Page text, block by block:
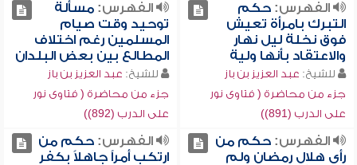
الفهرس:حكم
التبرك بامرأة تعيش
فوق نخلة ليل نهار
والاعتقاد بأنها ولية
للشيخ: عبد العزيز بن باز
جزء من محاضرة ( فتاوى نور
على الدرب (891))
الفهرس:مسألة
توحيد وقت صيام
المسلمين رغم اختلاف
المطالع بين بعض البلدان
للشيخ: عبد العزيز بن باز
جزء من محاضرة ( فتاوى نور
على الدرب (892))
الفهرس:حكم من
رأى هلال رمضان ولم
الفهرس:حكم من
ارتكب أمراً جاهلاً بكفر